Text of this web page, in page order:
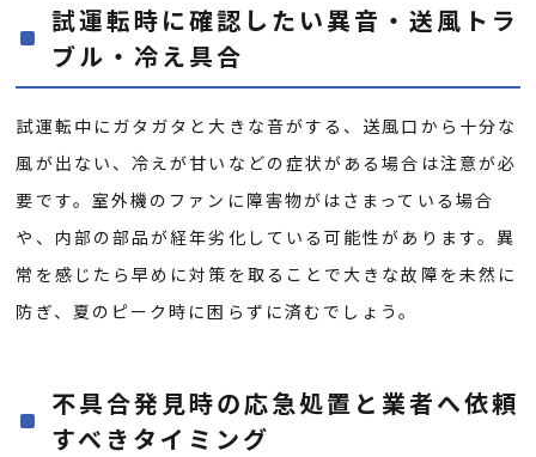
試運転時に確認したい異音・送風トラ
ブル・冷え具合
試運転中にガタガタと大きな音がする、送風口から十分な
風が出ない、冷えが甘いなどの症状がある場合は注意が必
要です。室外機のファンに障害物がはさまっている場合
や、内部の部品が経年劣化している可能性があります。異
常を感じたら早めに対策を取ることで大きな故障を未然に
防ぎ、夏のピーク時に困らずに済むでしょう。
不具合発見時の応急処置と業者へ依頼
すべきタイミング